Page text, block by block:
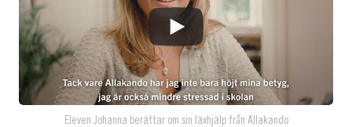
Eleven Johanna berättar om sin läxhjälp från Allakando